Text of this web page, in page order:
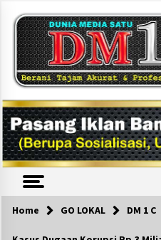
content
Home GO LOKAL DM 1 C